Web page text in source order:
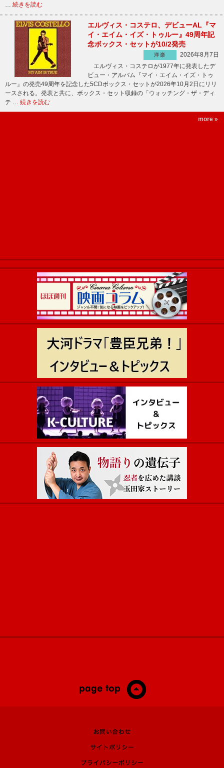
… 続きを読む
エルヴィス・コステロ、デビューAL『マ
イ・エイム・イズ・トゥルー』49周年記
念ボックス・セットが10/2発売
洋楽
2026年8月7日
エルヴィス・コステロが1977年に発表したデ
ビュー・アルバム『マイ・エイム・イズ・トゥ
ルー』の発売49周年を記念した5CDボックス・セットが2026年10月2日にリリ
ースされる。発表と共に、ボックス・セット収録の「ウォッチング・ザ・ディ
テ … 続きを読む
more »